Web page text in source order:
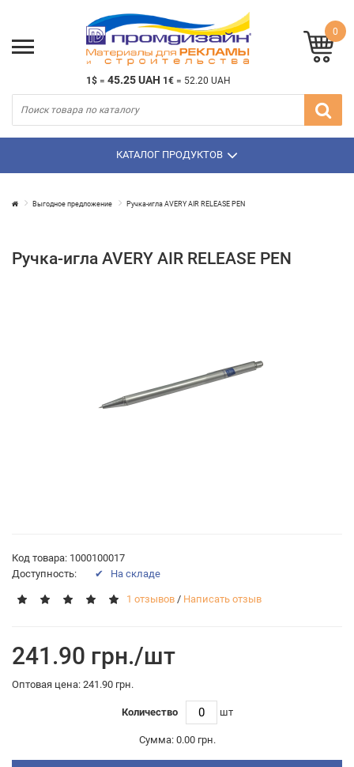
1$ = 45.25 UAH 1€ = 52.20 UAH
0
КАТАЛОГ ПРОДУКТОВ
Выгодное предложение Ручка-игла AVERY AIR RELEASE PEN
Ручка-игла AVERY AIR RELEASE PEN
Код товара: 1000100017
Доступность:
✔ На складе
1 отзывов / Написать отзыв
241.90 грн./шт
Оптовая цена: 241.90 грн.
Количество шт
Сумма: 0.00 грн.